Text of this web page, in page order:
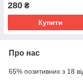
280 ₴
Купити
Про нас
65% позитивних з 18